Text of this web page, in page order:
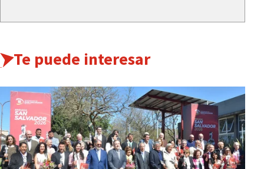
Te puede interesar